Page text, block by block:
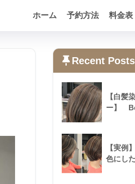
ホーム 予約方法 料金表
Recent Posts
【白髪
ー】
【実例
色にし